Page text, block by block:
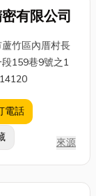
有限公司
竹區內厝村長
159巷9號之1
電話
來源